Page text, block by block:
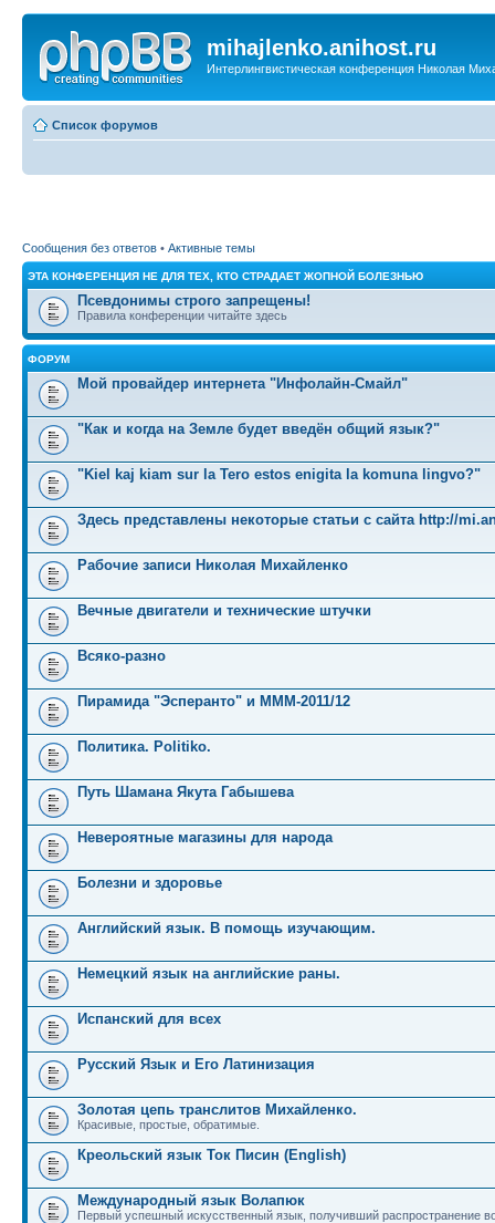
mihajlenko.anihost.ru
Интерлингвистическая конференция Николая
Список форумов
Сообщения без ответов • Активные темы
ЭТА КОНФЕРЕНЦИЯ НЕ ДЛЯ ТЕХ, КТО СТРАДАЕТ ЖОПНОЙ БОЛЕЗНЬЮ
Псевдонимы строго запрещены!
Правила конференции читайте здесь
ФОРУМ
Мой провайдер интернета "Инфолайн-Смайл"
"Как и когда на Земле будет введён общий язык?"
"Kiel kaj kiam sur la Tero estos enigita la komuna lingvo?"
Здесь представлены некоторые статьи с сайта http://
Рабочие записи Николая Михайленко
Вечные двигатели и технические штучки
Всяко-разно
Пирамида "Эсперанто" и MMM-2011/12
Политика. Politiko.
Путь Шамана Якута Габышева
Невероятные магазины для народа
Болезни и здоровье
Английский язык. В помощь изучающим.
Немецкий язык на английские раны.
Испанский для всех
Русский Язык и Его Латинизация
Золотая цепь транслитов Михайленко.
Красивые, простые, обратимые.
Креольский язык Ток Писин (English)
Международный язык Волапюк
Первый успешный искусственный язык, получивший распространение